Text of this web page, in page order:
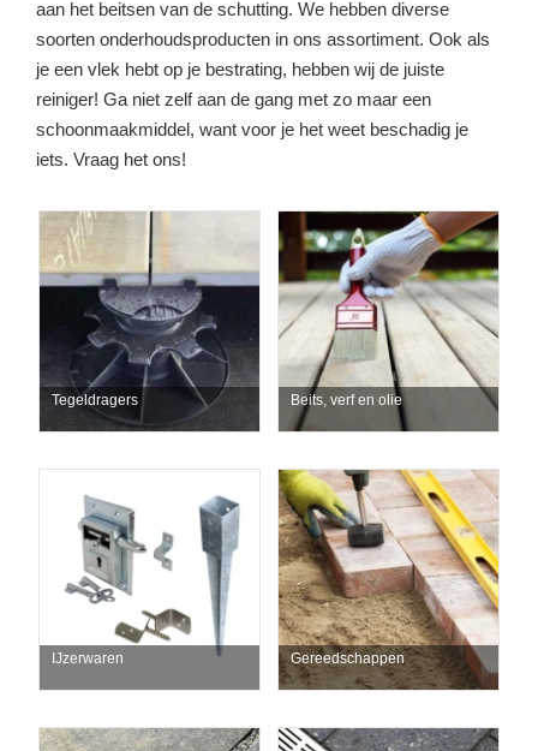
aan het beitsen van de schutting. We hebben diverse
soorten onderhoudsproducten in ons assortiment. Ook als
je een vlek hebt op je bestrating, hebben wij de juiste
reiniger! Ga niet zelf aan de gang met zo maar een
schoonmaakmiddel, want voor je het weet beschadig je
iets. Vraag het ons!
Tegeldragers Beits, verf en olie
IJzerwaren Gereedschappen